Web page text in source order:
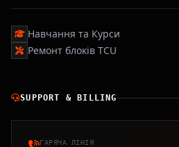
Навчання та Курси
Ремонт блоків TCU
SUPPORT & BILLING
ГАРЯЧА ЛІНІЯ